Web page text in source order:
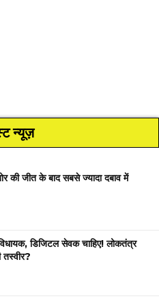
न्यूज़
की जीत के बाद सबसे ज्यादा दबाव में
डिजिटल सेवक चाहिए! लोकतंत्र